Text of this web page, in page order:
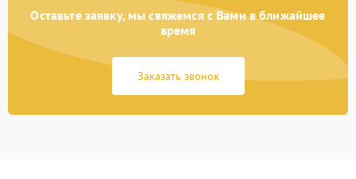
Оставьте заявку, мы свяжемся с Вами в ближайшее
время
Заказать звонок